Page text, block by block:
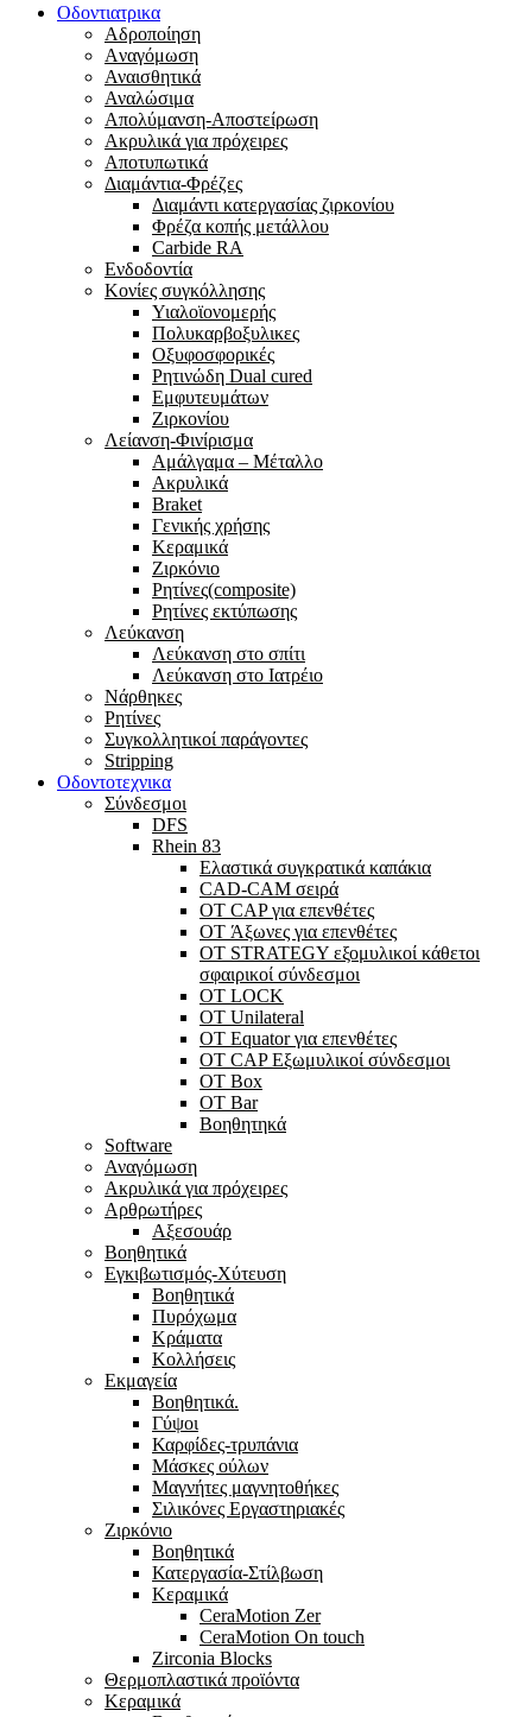
Οδοντιατρικα
Αδροποίηση
Aναγόμωση
Αναισθητικά
Αναλώσιμα
Απολύμανση-Αποστείρωση
Ακρυλικά για πρόχειρες
Αποτυπωτικά
Διαμάντια-Φρέζες
Διαμάντι κατεργασίας ζιρκονίου
Φρέζα κοπής μετάλλου
Carbide RA
Ενδοδοντία
Κονίες συγκόλλησης
Υιαλοϊονομερής
Πολυκαρβοξυλικες
Οξυφοσφορικές
Ρητινώδη Dual cured
Εμφυτευμάτων
Ζιρκονίου
Λείανση-Φινίρισμα
Αμάλγαμα – Μέταλλο
Ακρυλικά
Braket
Γενικής χρήσης
Κεραμικά
Ζιρκόνιο
Ρητίνες(composite)
Ρητίνες εκτύπωσης
Λεύκανση
Λεύκανση στο σπίτι
Λεύκανση στο Ιατρέιο
Νάρθηκες
Ρητίνες
Συγκολλητικοί παράγοντες
Stripping
Οδοντοτεχνικα
Σύνδεσμοι
DFS
Rhein 83
Ελαστικά συγκρατικά καπάκια
CAD-CAM σειρά
ΟΤ CAP για επενθέτες
OT Άξωνες για επενθέτες
OT STRATEGY εξομυλικοί κάθετοι
σφαιρικοί σύνδεσμοι
OT LOCK
OT Unilateral
OT Equator για επενθέτες
OT CAP Εξωμυλικοί σύνδεσμοι
OT Box
OT Bar
Bοηθητηκά
Software
Αναγόμωση
Ακρυλικά για πρόχειρες
Αρθρωτήρες
Αξεσουάρ
Βοηθητικά
Εγκιβωτισμός-Xύτευση
Βοηθητικά
Πυρόχωμα
Κράματα
Κολλήσεις
Εκμαγεία
Βοηθητικά.
Γύψοι
Καρφίδες-τρυπάνια
Μάσκες ούλων
Μαγνήτες μαγνητοθήκες
Σιλικόνες Εργαστηριακές
Ζιρκόνιο
Βοηθητικά
Κατεργασία-Στίλβωση
Κεραμικά
CeraMotion Zer
CeraMotion On touch
Zirconia Blocks
Θερμοπλαστικά προϊόντα
Κεραμικά